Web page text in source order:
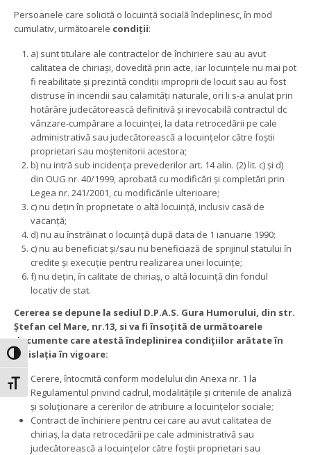
Toggle High Contrast
Toggle Font size
Persoanele care solicită o locuință socială îndeplinesc, în mod
cumulativ, următoarele condiții:
a) sunt titulare ale contractelor de închiriere sau au avut
calitatea de chiriași, dovedită prin acte, iar locuințele nu mai pot
fi reabilitate și prezintă condiții improprii de locuit sau au fost
distruse în incendii sau calamități naturale, ori li s-a anulat prin
hotărâre judecătorească definitivă și irevocabilă contractul dc
vânzare-cumpărare a locuinței, la data retrocedării pe cale
administrativă sau judecătorească a locuințelor către foștii
proprietari sau moștenitorii acestora;
b) nu intră sub incidența prevederilor art. 14 alin. (2) lit. c) și d)
din OUG nr. 40/1999, aprobată cu modificări și completări prin
Legea nr. 241/2001, cu modificările ulterioare;
c) nu dețin în proprietate o altă locuință, inclusiv casă de
vacanță;
d) nu au înstrăinat o locuință după data de 1 ianuarie 1990;
c) nu au beneficiat și/sau nu beneficiază de sprijinul statului în
credite și execuție pentru realizarea unei locuințe;
f) nu dețin, în calitate de chiriaș, o altă locuință din fondul
locativ de stat.
Cererea se depune la sediul D.P.A.S. Gura Humorului, din str.
Ștefan cel Mare, nr.13, si va fi însoțită de următoarele
documente care atestă îndeplinirea condițiilor arătate în
legislația în vigoare:
Cerere, întocmită conform modelului din Anexa nr. 1 la
Regulamentul privind cadrul, modalitățile și criteriile de analiză
și soluționare a cererilor de atribuire a locuințelor sociale;
Contract de închiriere pentru cei care au avut calitatea de
chiriaș, la data retrocedării pe cale administrativă sau
judecătorească a locuințelor către foștii proprietari sau